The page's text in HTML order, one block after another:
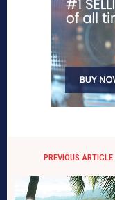
PREVIOUS ARTICLE